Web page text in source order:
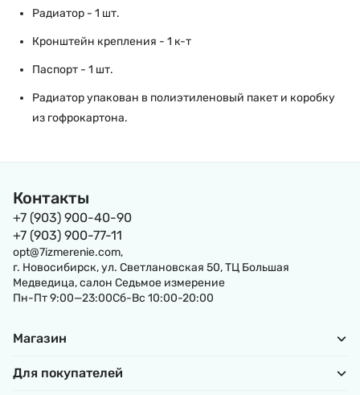
Радиатор - 1 шт.
Кронштейн крепления - 1 к-т
Паспорт - 1 шт.
Радиатор упакован в полиэтиленовый пакет и коробку
из гофрокартона.
Контакты
+7 (903) 900-40-90
+7 (903) 900-77-11
opt@7izmerenie.com,
г. Новосибирск, ул. Светлановская 50, ТЦ Большая
Медведица, салон Седьмое измерение
Пн-Пт 9:00—23:00Сб-Вс 10:00-20:00
Магазин
Для покупателей